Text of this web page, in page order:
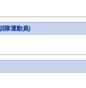
隊運動員)